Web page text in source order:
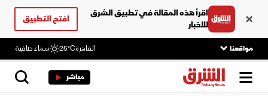
اقرأ هذه المقالة في تطبيق الشرق
للأخبار
افتح التطبيق
مواقعنا القاهرة25°C سماء صافية
مباشر